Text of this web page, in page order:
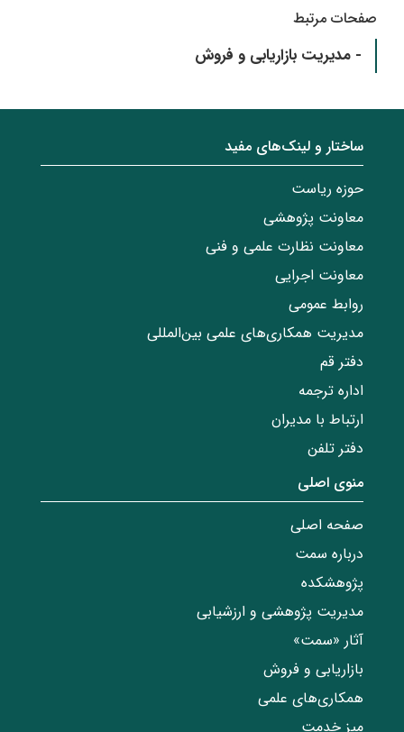
صفحات مرتبط
- مدیریت بازاریابی و فروش
ساختار‌‌ و‌‌ لینک‌های مفید
حوزه ریاست
معاونت پژوهشی
معاونت نظارت علمی و فنی
معاونت اجرایی
روابط عمومی
مدیریت همکاری‌های علمی بین‌المللی
دفتر قم
اداره ترجمه
ارتباط با مدیران
دفتر تلفن
منوی اصلی
صفحه اصلی
درباره سمت
پژوهشکده
مدیریت پژوهشی و ارزشیابی
آثار «سمت»
بازاریابی و فروش
همکاری‌های علمی
میز خدمت